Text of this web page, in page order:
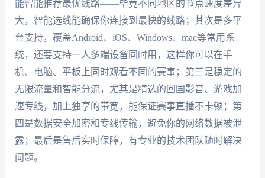
能智能推荐最优线路——毕竟不同地区的节点速度差异
大，智能选线能确保你连接到最快的线路；其次是多平
台支持，覆盖Android、iOS、Windows、mac等常用系
统，还要支持一人多端设备同时用，这样你可以在手
机、电脑、平板上同时观看不同的赛事；第三是稳定的
无限流量和智能分流，尤其是精选的回国影音、游戏加
速专线，加上独享的带宽，能保证赛事直播不卡顿；第
四是数据安全加密和专线传输，避免你的网络数据被泄
露；最后是售后实时保障，有专业的技术团队随时解决
问题。